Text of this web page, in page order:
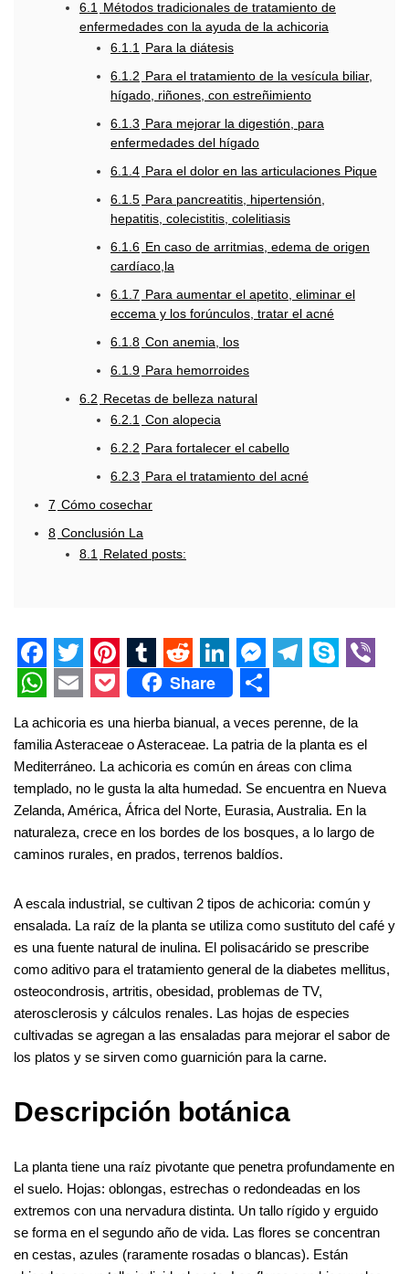
6.1
Métodos tradicionales de tratamiento de
enfermedades con la ayuda de la achicoria
6.1.1
Para la diátesis
6.1.2 Para el tratamiento de la vesícula biliar,
hígado, riñones, con estreñimiento
6.1.3 Para mejorar la digestión, para
enfermedades del hígado
6.1.4 Para el dolor en las articulaciones Pique
6.1.5 Para pancreatitis, hipertensión,
hepatitis, colecistitis, colelitiasis
6.1.6 En caso de arritmias, edema de origen
cardíaco,la
6.1.7 Para aumentar el apetito, eliminar el
eccema y los forúnculos, tratar el acné
6.1.8 Con anemia, los
6.1.9 Para hemorroides
6.2 Recetas de belleza natural
6.2.1 Con alopecia
6.2.2 Para fortalecer el cabello
6.2.3 Para el tratamiento del acné
7 Cómo cosechar
8 Conclusión La
8.1
Related posts:
F
c
e
b
o
o
T
w
i
t
t
e
r
P
n
t
e
r
e
t
T
u
m
b
l
r
R
e
d
d
i
t
L
n
k
e
d
I
M
s
s
e
n
g
r
l
e
g
r
a
y
p
e
i
b
e
r
W
h
a
t
s
A
p
E
m
a
i
l
P
o
c
k
e
t
Share
S
h
a
r
e
La achicoria es una hierba bianual, a veces perenne, de la
familia Asteraceae o Asteraceae. La patria de la planta es el
Mediterráneo. La achicoria es común en áreas con clima
templado, no le gusta la alta humedad. Se encuentra en Nueva
Zelanda, América, África del Norte, Eurasia, Australia. En la
naturaleza, crece en los bordes de los bosques, a lo largo de
caminos rurales, en prados, terrenos baldíos.
A escala industrial, se cultivan 2 tipos de achicoria: común y
ensalada. La raíz de la planta se utiliza como sustituto del café y
es una fuente natural de inulina. El polisacárido se prescribe
como aditivo para el tratamiento general de la diabetes mellitus,
osteocondrosis, artritis, obesidad, problemas de TV,
aterosclerosis y cálculos renales. Las hojas de especies
cultivadas se agregan a las ensaladas para mejorar el sabor de
los platos y se sirven como guarnición para la carne.
Descripción botánica
La planta tiene una raíz pivotante que penetra profundamente en
el suelo. Hojas: oblongas, estrechas o redondeadas en los
extremos con una nervadura distinta. Un tallo rígido y erguido
se forma en el segundo año de vida. Las flores se concentran
en cestas, azules (raramente rosadas o blancas). Están